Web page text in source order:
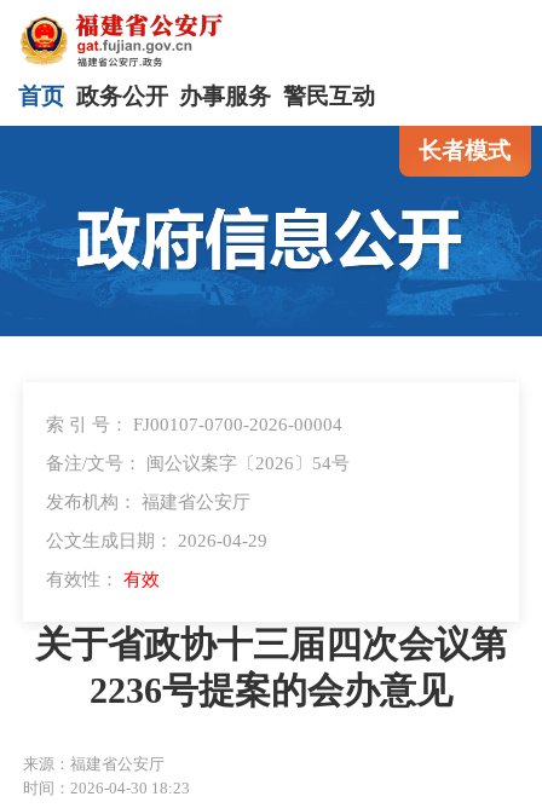
首页 政务公开 办事服务 警民互动
长者模式
索 引 号： FJ00107-0700-2026-00004
备注/文号： 闽公议案字〔2026〕54号
发布机构： 福建省公安厅
公文生成日期： 2026-04-29
有效性： 有效
关于省政协十三届四次会议第
2236号提案的会办意见
来源：福建省公安厅
时间：2026-04-30 18:23